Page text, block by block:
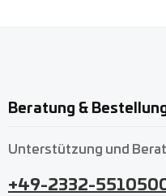
Beratung &
Unterstützung und
+49-2332-